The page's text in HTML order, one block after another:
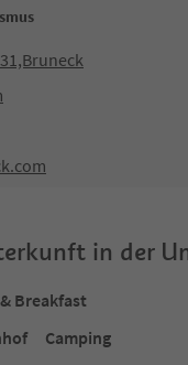
in der
Breakfast
Camping